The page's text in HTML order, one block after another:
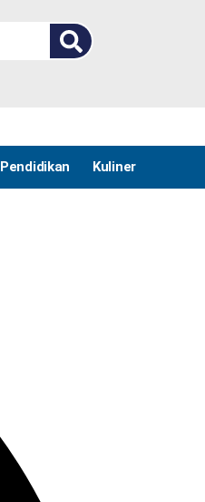
Pendidikan Kuliner